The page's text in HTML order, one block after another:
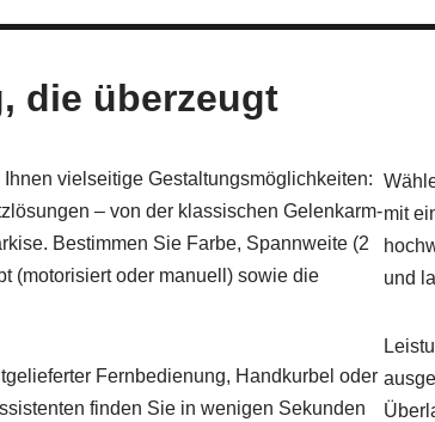
die überzeugt
vielseitige Gestaltungsmöglichkeiten:
– von der klassischen Gelenkarm-
Bestimmen Sie Farbe, Spannweite (2
(motorisiert oder manuell) sowie die
Fernbedienung, Handkurbel oder
finden Sie in wenigen Sekunden
mit
und